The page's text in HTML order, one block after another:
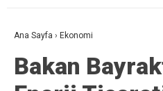
Ana Sayfa › Ekonomi
Bakan